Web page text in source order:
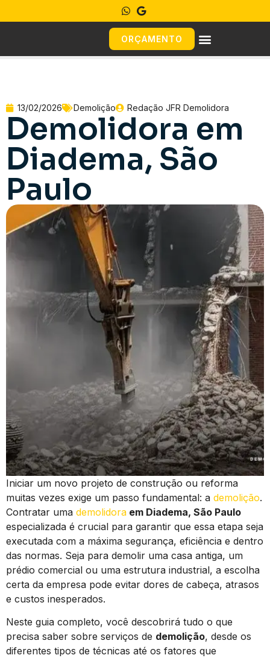
ORÇAMENTO
13/02/2026 Demolição Redação JFR Demolidora
Demolidora em
Diadema, São
Paulo
Iniciar um novo projeto de construção ou reforma
muitas vezes exige um passo fundamental: a demolição.
Contratar uma demolidora em Diadema, São Paulo
especializada é crucial para garantir que essa etapa seja
executada com a máxima segurança, eficiência e dentro
das normas. Seja para demolir uma casa antiga, um
prédio comercial ou uma estrutura industrial, a escolha
certa da empresa pode evitar dores de cabeça, atrasos
e custos inesperados.
Neste guia completo, você descobrirá tudo o que
precisa saber sobre serviços de demolição, desde os
diferentes tipos de técnicas até os fatores que